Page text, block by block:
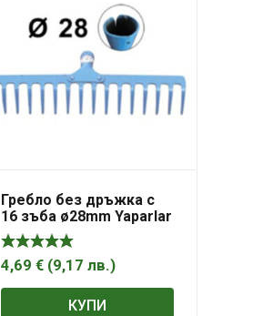
Гребло без дръжка с
16 зъба ø28mm Yaparlar
4,69 € (9,17 лв.)
КУПИ